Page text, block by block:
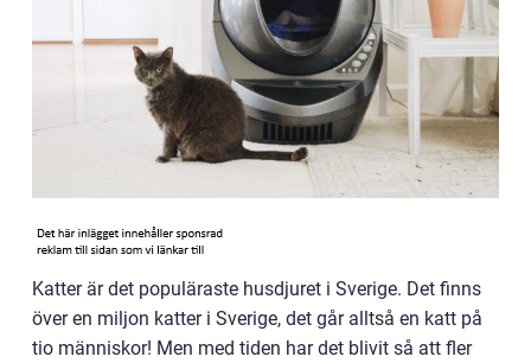
Katter är det populäraste husdjuret i Sverige. Det finns
över en miljon katter i Sverige, det går alltså en katt på
tio människor! Men med tiden har det blivit så att fler